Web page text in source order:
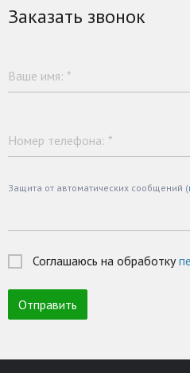
Заказать звонок
Ваше имя: *
Номер телефона: *
Защита от автоматических сообщений (
Соглашаюсь на обработку